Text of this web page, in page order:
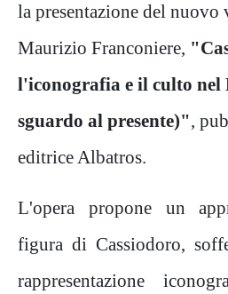
la presentazione del nuovo
Maurizio Franconiere,
l'iconografia e il culto nel
sguardo al presente)",
editrice Albatros.
L'opera propone un
figura di Cassiodoro,
rappresentazione